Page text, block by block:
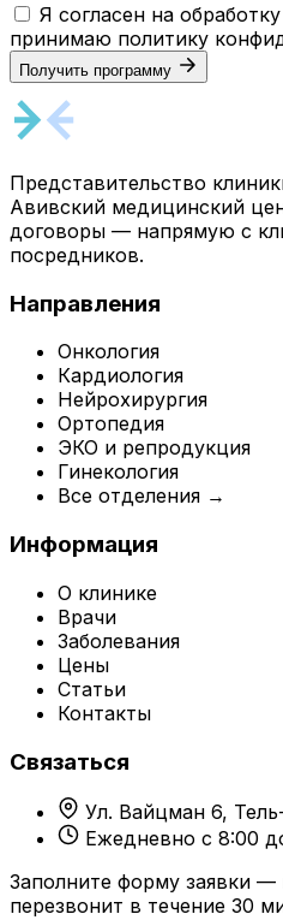
Я согласен на
принимаю политику
Получить программу
Представительство
Авивский медицинский
договоры — напрямую с
посредников.
Направления
Онкология
Кардиология
Нейрохирургия
Ортопедия
ЭКО и репродукция
Гинекология
Все отделения →
Информация
О клинике
Врачи
Заболевания
Цены
Статьи
Контакты
Связаться
Ул. Вайцман 6,
Ежедневно с 8:00
Заполните форму заявки —
перезвонит в течение 30